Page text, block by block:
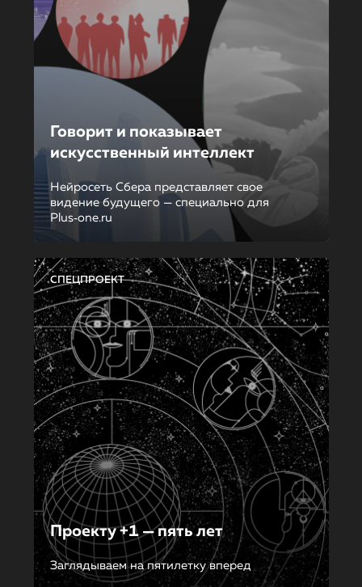
Говорит и показывает
искусственный интеллект
Нейросеть Сбера представляет свое
видение будущего — специально для
Plus‑one.ru
СПЕЦПРОЕКТ
Проекту +1 — пять лет
Заглядываем на пятилетку вперед